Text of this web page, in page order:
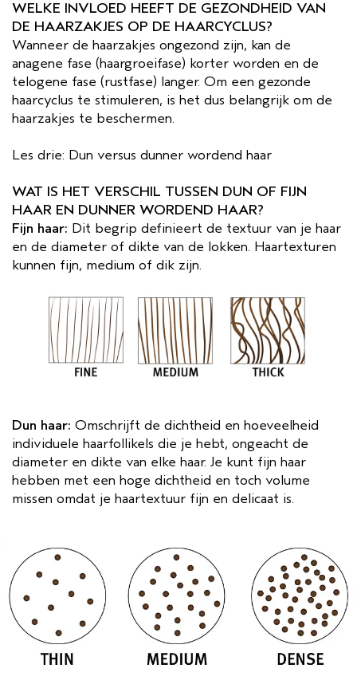
WELKE INVLOED HEEFT DE GEZONDHEID VAN
DE HAARZAKJES OP DE HAARCYCLUS?
Wanneer de haarzakjes ongezond zijn, kan de
anagene fase (haargroeifase) korter worden en de
telogene fase (rustfase) langer. Om een ​​gezonde
haarcyclus te stimuleren, is het dus belangrijk om de
haarzakjes te beschermen.
Les drie: Dun versus dunner wordend haar
WAT IS HET VERSCHIL TUSSEN DUN OF FIJN
HAAR EN DUNNER WORDEND HAAR?
Fijn haar: Dit begrip definieert de textuur van je haar
en de diameter of dikte van de lokken. Haartexturen
kunnen fijn, medium of dik zijn.
Dun haar: Omschrijft de dichtheid en hoeveelheid
individuele haarfollikels die je hebt, ongeacht de
diameter en dikte van elke haar. Je kunt fijn haar
hebben met een hoge dichtheid en toch volume
missen omdat je haartextuur fijn en delicaat is.